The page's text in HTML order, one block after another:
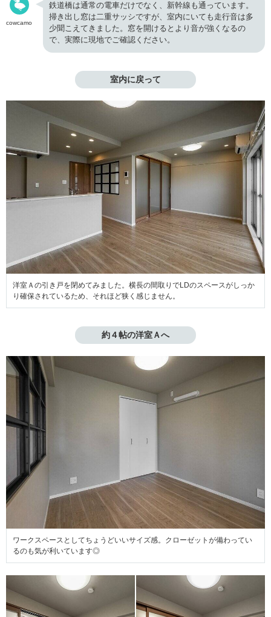
cowcamo
鉄道橋は通常の電車だけでなく、新幹線も通っています。
掃き出し窓は二重サッシですが、室内にいても走行音は多
少聞こえてきました。窓を開けるとより音が強くなるの
で、実際に現地でご確認ください。
室内に戻って
洋室Ａの引き戸を閉めてみました。横長の間取りでLDのスペースがしっか
り確保されているため、それほど狭く感じません。
約４帖の洋室Ａへ
ワークスペースとしてちょうどいいサイズ感。クローゼットが備わってい
るのも気が利いています◎